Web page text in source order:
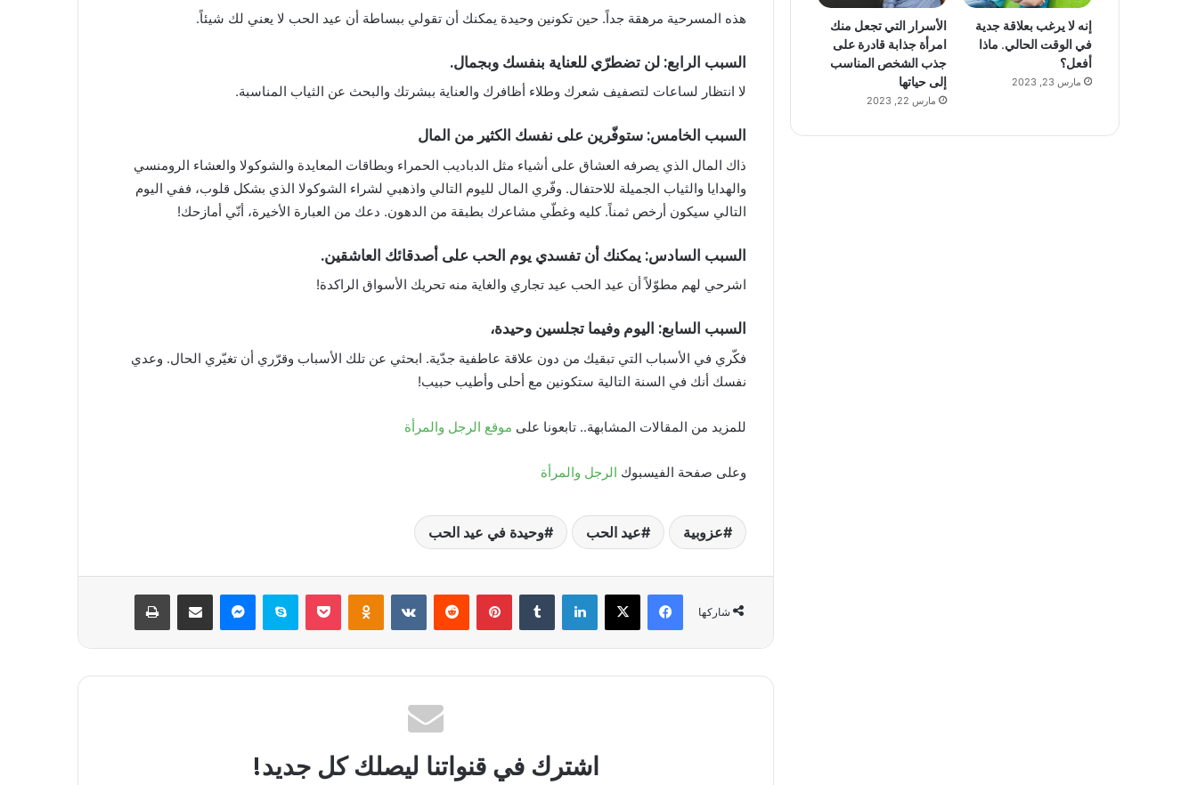
هذه المسرحية مرهقة جداً. حين تكونين وحيدة يمكنك أن تقولي ببساطة أن عيد الحب لا يعني لك شيئاً.
السبب الرابع: لن تضطرّي للعناية بنفسك وبجمال.
لا انتظار لساعات لتصفيف شعرك وطلاء أظافرك والعناية ببشرتك والبحث عن الثياب المناسبة.
السبب الخامس: ستوفّرين على نفسك الكثير من المال
ذاك المال الذي يصرفه العشاق على أشياء مثل الدباديب الحمراء وبطاقات المعايدة والشوكولا والعشاء الرومنسي
والهدايا والثياب الجميلة للاحتفال. وفّري المال لليوم التالي واذهبي لشراء الشوكولا الذي بشكل قلوب، ففي اليوم
التالي سيكون أرخص ثمناً. كليه وغطّي مشاعرك بطبقة من الدهون. دعك من العبارة الأخيرة، أنّي أمازحك!
السبب السادس: يمكنك أن تفسدي يوم الحب على أصدقائك العاشقين.
اشرحي لهم مطوّلاً أن عيد الحب عيد تجاري والغاية منه تحريك الأسواق الراكدة!
السبب السابع: اليوم وفيما تجلسين وحيدة،
فكّري في الأسباب التي تبقيك من دون علاقة عاطفية جدّية. ابحثي عن تلك الأسباب وقرّري أن تغيّري الحال. وعدي
نفسك أنك في السنة التالية ستكونين مع أحلى وأطيب حبيب!
للمزيد من المقالات المشابهة.. تابعونا على موقع الرجل والمرأة
وعلى صفحة الفيسبوك الرجل والمرأة
عزوبية عيد الحب وحيدة في عيد الحب
شاركها
فيسبوك X لينكدإن بينتيريست Odnoklassniki
بوكيت سكايب ماسنجر مشاركة عبر البريد طباعة
اشترك في قنواتنا ليصلك كل جديد!
إنه لا يرغب بعلاقة جدية
في الوقت الحالي. ماذا
أفعل؟
مارس 23, 2023
الأسرار التي تجعل منك
امرأة جذابة قادرة على
جذب الشخص المناسب
إلى حياتها
مارس 22, 2023